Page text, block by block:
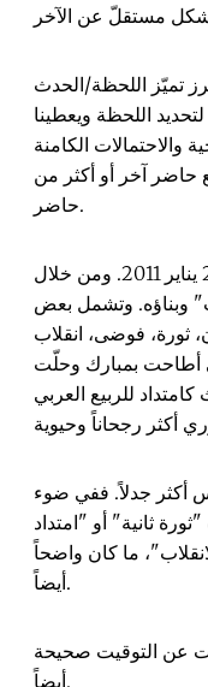
تميّز اللحظة/الحدث
اللحظة ويعطينا
والاحتمالات الكامنة
حاضر آخر أو أكثر من
حاضر.
حدّد إطار "الربيع العربي" أحداث 25 يناير 2011. ومن خلال
وبناؤه. وتشمل بعض
ثورة، فوضى، انقلاب
أطاحت بمبارك وحلّت
للربيع العربي
أكثر جدلاً. ففي ضوء
ثانية" أو "امتداد
ما كان واضحاً
أيضاً.
عن التوقيت صحيحة
أيضاً.